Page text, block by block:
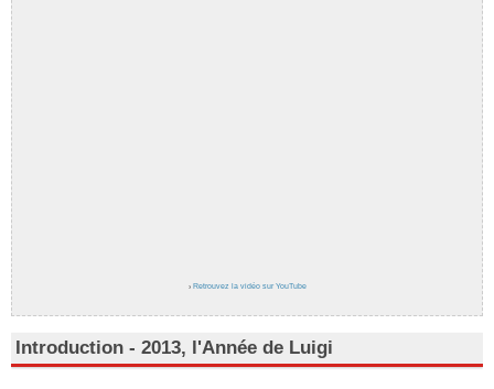
› Retrouvez la vidéo sur YouTube
Introduction - 2013, l'Année de Luigi